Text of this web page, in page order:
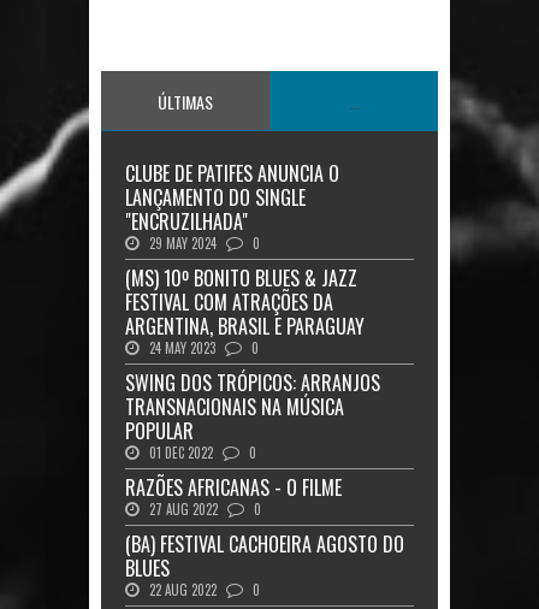
ÚLTIMAS
CLUBE DE PATIFES ANUNCIA O
LANÇAMENTO DO SINGLE
"ENCRUZILHADA"
29 MAY 2024 0
(MS) 10º BONITO BLUES & JAZZ
FESTIVAL COM ATRAÇÕES DA
ARGENTINA, BRASIL E PARAGUAY
24 MAY 2023 0
SWING DOS TRÓPICOS: ARRANJOS
TRANSNACIONAIS NA MÚSICA
POPULAR
01 DEC 2022 0
RAZÕES AFRICANAS - O FILME
27 AUG 2022 0
(BA) FESTIVAL CACHOEIRA AGOSTO DO
BLUES
22 AUG 2022 0